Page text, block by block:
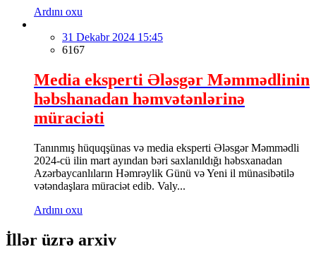
Ardını oxu
31 Dekabr 2024 15:45
6167
Media eksperti Ələsgər Məmmədlinin
həbshanadan həmvətənlərinə
müraciəti
Tanınmış hüquqşünas və media eksperti Ələsgər Məmmədli
2024-cü ilin mart ayından bəri saxlanıldığı həbsxanadan
Azərbaycanlıların Həmrəylik Günü və Yeni il münasibətilə
vətəndaşlara müraciət edib. Valy...
Ardını oxu
İllər üzrə arxiv